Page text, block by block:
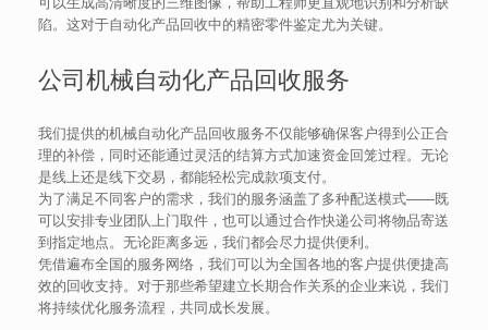
陷。这对于自动化产品回收中的精密零件鉴定尤为关键。
公司机械自动化产品回收服务
我们提供的机械自动化产品回收服务不仅能够确保客户得到公正合
理的补偿，同时还能通过灵活的结算方式加速资金回笼过程。无论
是线上还是线下交易，都能轻松完成款项支付。
为了满足不同客户的需求，我们的服务涵盖了多种配送模式——既
可以安排专业团队上门取件，也可以通过合作快递公司将物品寄送
到指定地点。无论距离多远，我们都会尽力提供便利。
凭借遍布全国的服务网络，我们可以为全国各地的客户提供便捷高
效的回收支持。对于那些希望建立长期合作关系的企业来说，我们
将持续优化服务流程，共同成长发展。